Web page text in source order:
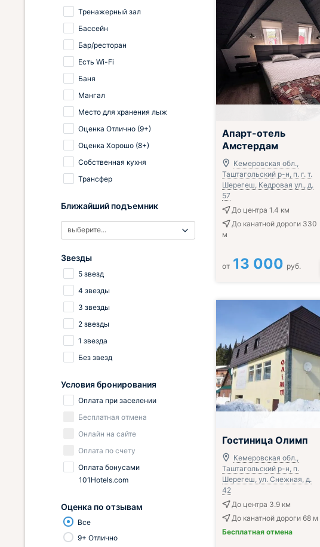
Включён завтрак, обед и ужин
Апарт-отель
Амстердам
Кемеровская обл.,
Таштагольский р-н, п. г. т.
Шерегеш, Кедровая ул., д.
57
До центра 1.4 км
До канатной дороги 330
м
от 13 000 руб.
Гостиница Олимп
Кемеровская обл.,
Таштагольский р-н, п.
Шерегеш, ул. Снежная, д.
42
До центра 3.9 км
До канатной дороги 68 м
Бесплатная отмена
Тренажерный зал
Бассейн
Бар/ресторан
Есть Wi-Fi
Баня
Мангал
Место для хранения лыж
Оценка Отлично (9+)
Оценка Хорошо (8+)
Собственная кухня
Трансфер
Ближайший подъемник
выберите...
Звезды
5 звезд
4 звезды
3 звезды
2 звезды
1 звезда
Без звезд
Условия бронирования
Оплата при заселении
Бесплатная отмена
Онлайн на сайте
Оплата по счету
Оплата бонусами
101Hotels.com
Оценка по отзывам
Все
9+ Отлично